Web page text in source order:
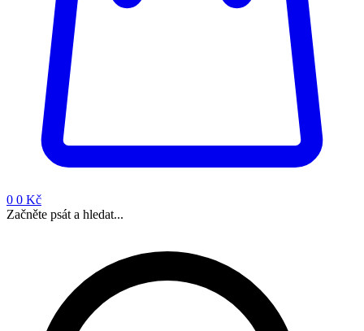
0 0 Kč
Začněte psát a hledat...